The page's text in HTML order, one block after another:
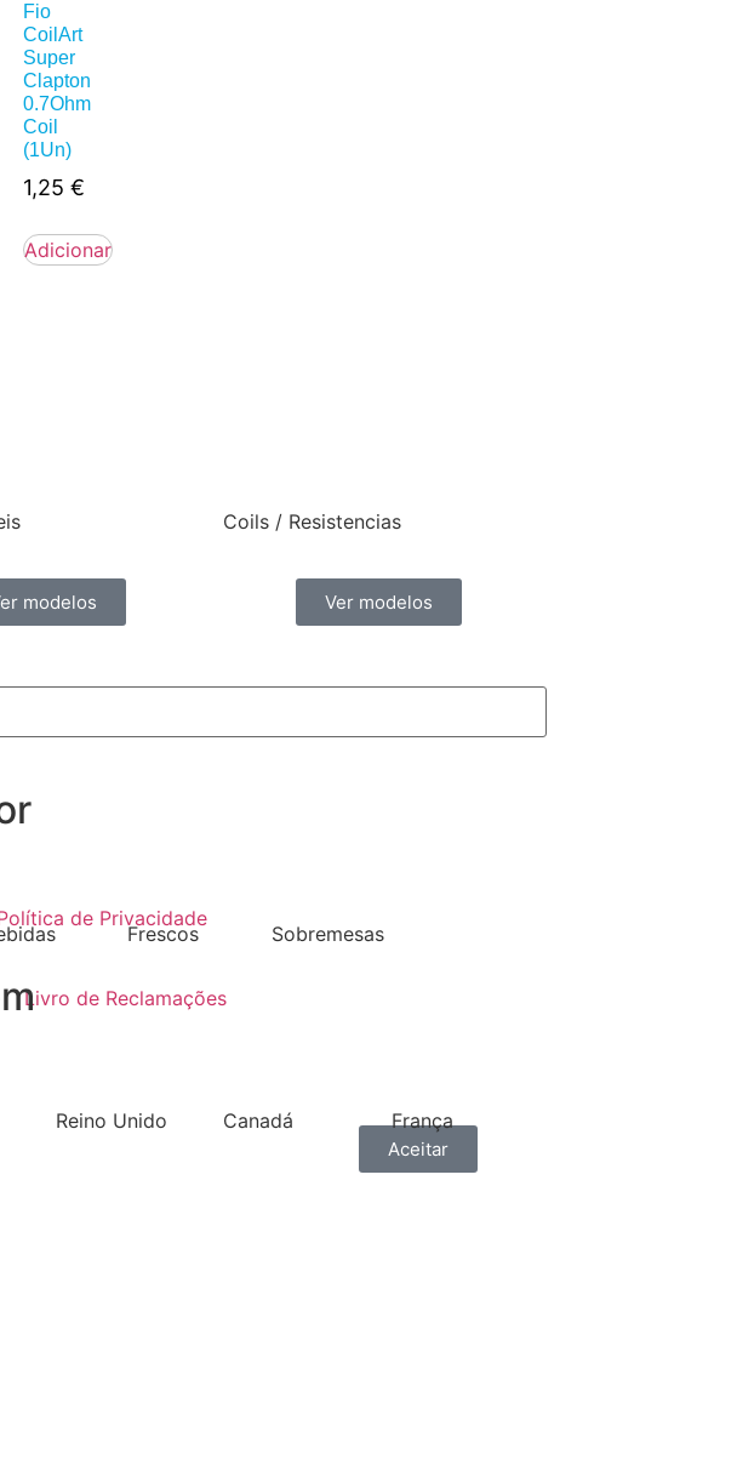
modelos
Coils / Resistencias
Ver modelos
Frescos Sobremesas
Reino Unido Canadá França
Fio
CoilArt
Super
Clapton
0.7Ohm
Coil
(1Un)
1,25 €
Adicionar
de Privacidade
Livro de Reclamações
Aceitar